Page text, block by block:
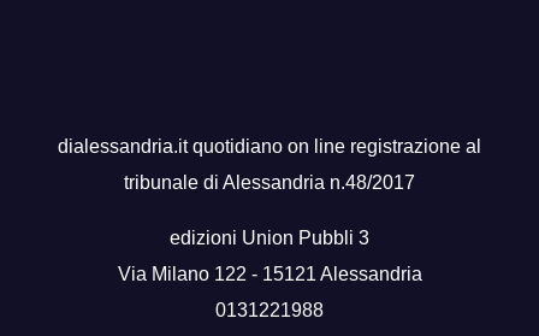
dialessandria.it quotidiano on line registrazione al
tribunale di Alessandria n.48/2017
edizioni Union Pubbli 3
Via Milano 122 - 15121 Alessandria
0131221988